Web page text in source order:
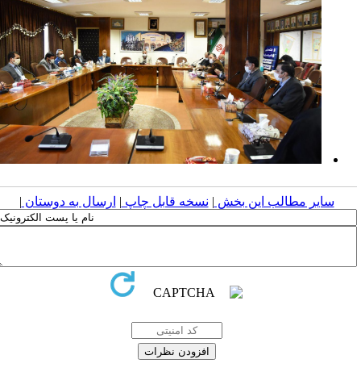
سایر مطالب این بخش | نسخه قابل چاپ| ارسال به دوستان|